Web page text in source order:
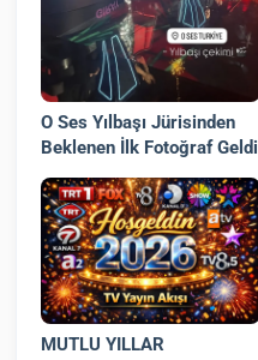
O Ses Yılbaşı Jürisinden
Beklenen İlk Fotoğraf Geldi
MUTLU YILLAR